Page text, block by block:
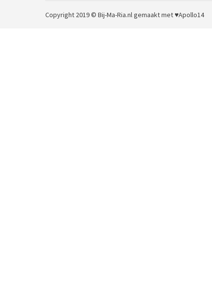
Copyright 2019 © Bij-Ma-Ria.nlgemaakt met ♥Apollo14